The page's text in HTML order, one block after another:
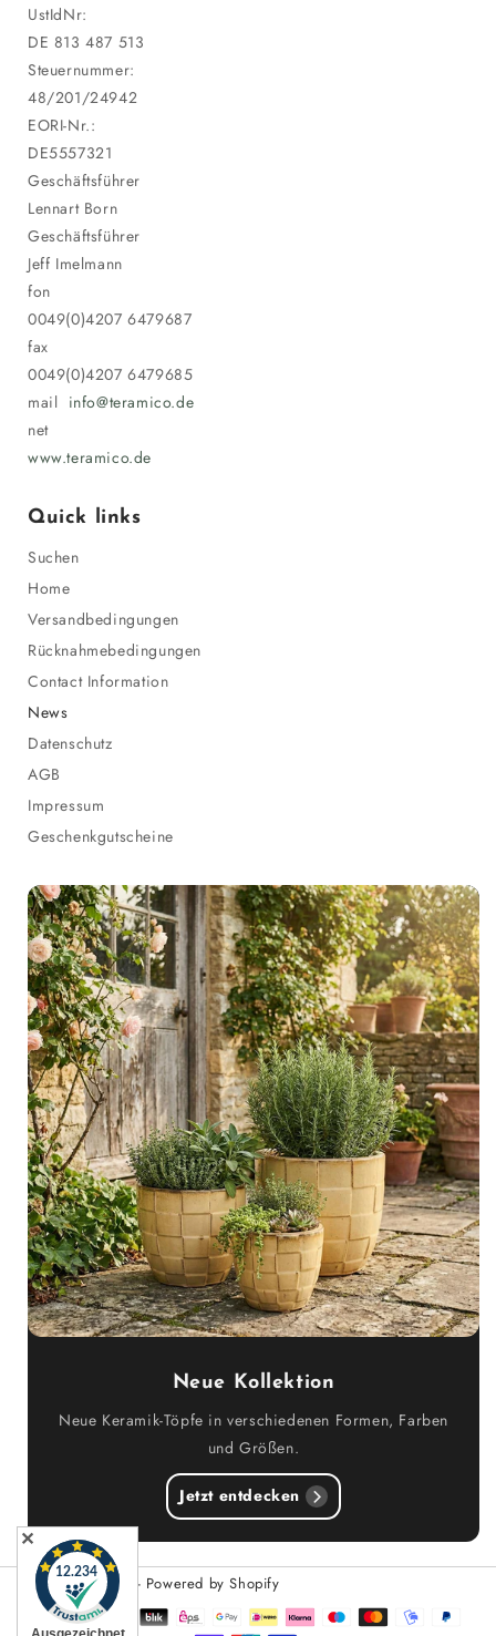
UstIdNr:
DE 813 487 513
Steuernummer:
48/201/24942
EORI-Nr.:
DE5557321
Geschäftsführer
Lennart Born
Geschäftsführer
Jeff Imelmann
fon
0049(0)4207 6479687
fax
0049(0)4207 6479685
mail info@teramico.de
net
www.teramico.de
Quick links
Suchen
Home
Versandbedingungen
Rücknahmebedingungen
Contact Information
News
Datenschutz
AGB
Impressum
Geschenkgutscheine
Neue Kollektion
Neue Keramik-Töpfe in verschiedenen Formen, Farben
und Größen.
Jetzt entdecken
© 2026,Teramico - Powered by Shopify
Zahlungsmethoden
✕